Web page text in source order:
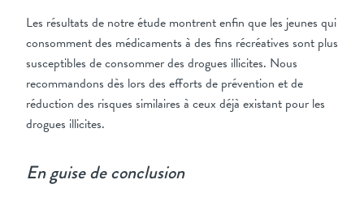
Les résultats de notre étude montrent enfin que les jeunes qui
consomment des médicaments à des fins récréatives sont plus
susceptibles de consommer des drogues illicites. Nous
recommandons dès lors des efforts de prévention et de
réduction des risques similaires à ceux déjà existant pour les
drogues illicites.
En guise de conclusion